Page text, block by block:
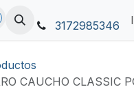
3172985346
CAUCHO CLASSIC